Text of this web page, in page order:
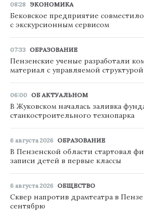
08:28 ЭКОНОМИКА
Бековское предприятие
с экскурсионным сервисом
07:33 ОБРАЗОВАНИЕ
Пензенские ученые разработали
материал с управляемой структурой
06:00 ОБ АКТУАЛЬНОМ
В Жуковском началась заливка
станкостроительного технопарка
6 августа 2026 ОБРАЗОВАНИЕ
В Пензенской области стартовал
записи детей в первые классы
6 августа 2026 ОБЩЕСТВО
Сквер напротив драмтеатра в
сентябрю